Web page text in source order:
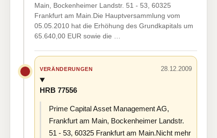
Main, Bockenheimer Landstr. 51 - 53, 60325
Frankfurt am Main.Die Hauptversammlung vom
05.05.2010 hat die Erhöhung des Grundkapitals um
65.640,00 EUR sowie die …
VERÄNDERUNGEN 28.12.2009
HRB 77556
Prime Capital Asset Management AG,
Frankfurt am Main, Bockenheimer Landstr.
51 - 53, 60325 Frankfurt am Main.Nicht mehr